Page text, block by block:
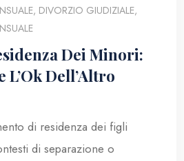
, DIVORZIO GIUDIZIALE,
Dei Minori:
L’Ok Dell’Altro
di residenza dei figli
di separazione o